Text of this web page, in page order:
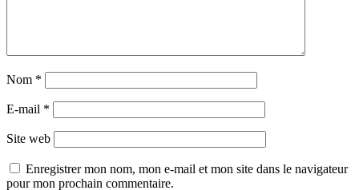
Nom *
E-mail *
Site web
Enregistrer mon nom, mon e-mail et mon site dans le navigateur
pour mon prochain commentaire.